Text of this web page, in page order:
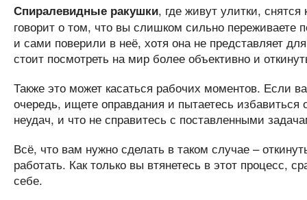
Спиралевидные ракушки, где живут улитки,
говорит о том, что вы слишком сильно
и сами поверили в неё, хотя она не представляет
стоит посмотреть на мир более объективно и
Также это может касаться рабочих моментов. Если
очередь, ищете оправдания и пытаетесь
неудач, и что не справитесь с поставленными
Всё, что вам нужно сделать в таком случае –
работать. Как только вы втянетесь в этот процесс,
себе.